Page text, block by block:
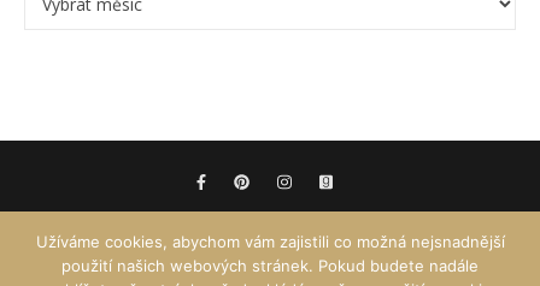
Užíváme cookies, abychom vám zajistili co možná nejsnadnější
použití našich webových stránek. Pokud budete nadále